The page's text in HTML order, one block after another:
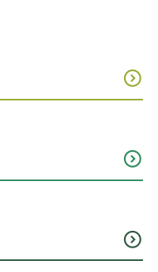
expand_circle_down
expand_circle_down
expand_circle_down